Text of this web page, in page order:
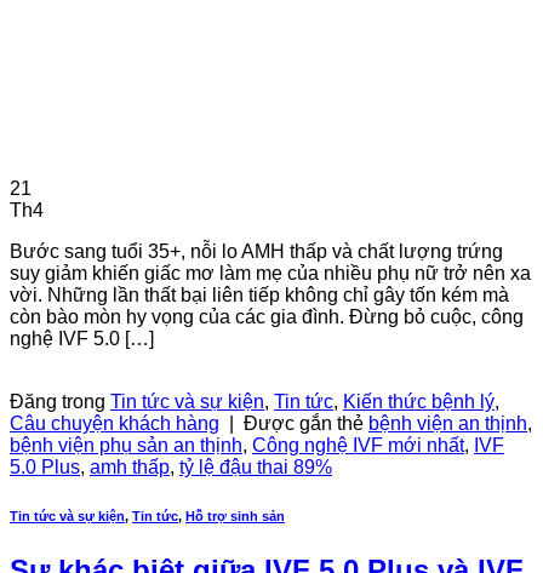
21
Th4
Bước sang tuổi 35+, nỗi lo AMH thấp và chất lượng trứng
suy giảm khiến giấc mơ làm mẹ của nhiều phụ nữ trở nên xa
vời. Những lần thất bại liên tiếp không chỉ gây tốn kém mà
còn bào mòn hy vọng của các gia đình. Đừng bỏ cuộc, công
nghệ IVF 5.0 […]
Đăng trong Tin tức và sự kiện, Tin tức, Kiến thức bệnh lý,
Câu chuyện khách hàng
Được gắn thẻ bệnh viện an thịnh,
bệnh viện phụ sản an thịnh, Công nghệ IVF mới nhất, IVF
5.0 Plus, amh thấp, tỷ lệ đậu thai 89%
Tin tức và sự kiện, Tin tức, Hỗ trợ sinh sản